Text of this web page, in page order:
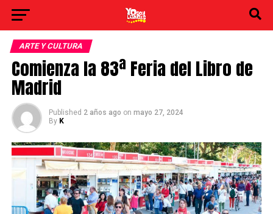
ARTE Y CULTURA
Comienza la 83ª Feria del Libro de
Madrid
Published 2 años ago on mayo 27, 2024
By K